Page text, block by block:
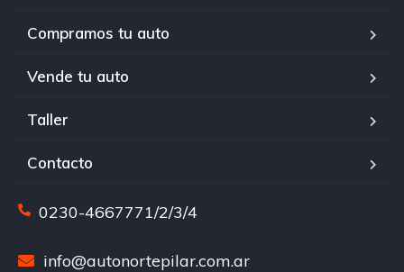
Compramos tu auto
Vende tu auto
Taller
Contacto
0230-4667771/2/3/4
info@autonortepilar.com.ar